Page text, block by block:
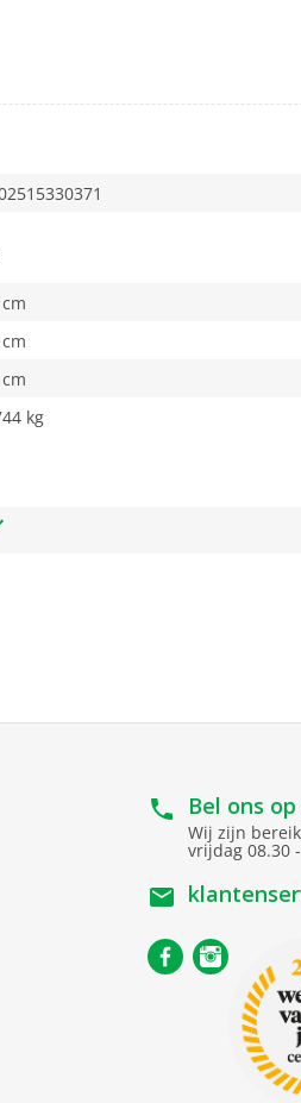
kg
Bel ons op
Wij zijn
vrijdag 08.30